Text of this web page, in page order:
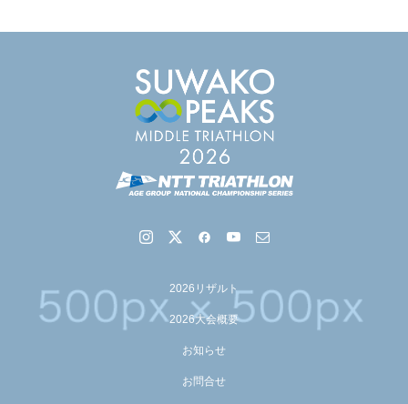
【イベント報告】Luminaオンラインガイドツアーが開催
されました
2026リザルト
2026大会概要
お知らせ
お問合せ